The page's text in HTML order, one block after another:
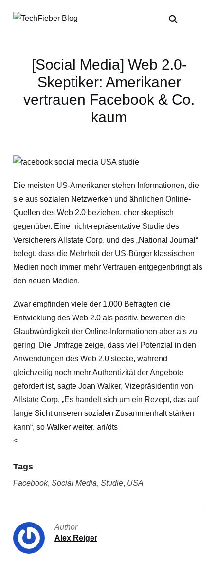
[Social Media] Web 2.0-
Skeptiker: Amerikaner
vertrauen Facebook & Co.
kaum
Die meisten US-Amerikaner stehen Informationen, die
sie aus sozialen Netzwerken und ähnlichen Online-
Quellen des Web 2.0 beziehen, eher skeptisch
gegenüber. Eine nicht-repräsentative Studie des
Versicherers Allstate Corp. und des „National Journal“
belegt, dass die Mehrheit der US-Bürger klassischen
Medien noch immer mehr Vertrauen entgegenbringt als
den neuen Medien.
Zwar empfinden viele der 1.000 Befragten die
Entwicklung des Web 2.0 als positiv, bewerten die
Glaubwürdigkeit der Online-Informationen aber als zu
gering. Die Umfrage zeige, dass viel Potenzial in den
Anwendungen des Web 2.0 stecke, während
gleichzeitig noch mehr Authentizität der Angebote
gefordert ist, sagte Joan Walker, Vizepräsidentin von
Allstate Corp. „Es handelt sich um ein Rezept, das auf
lange Sicht unseren sozialen Zusammenhalt stärken
kann“, so Walker weiter. ari/dts
<
Tags
Facebook, Social Media, Studie, USA
Author
Alex Reiger